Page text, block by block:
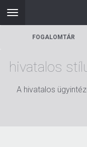
Toggle
navigation
FOGALOMTÁR
hivatalos
A hivatalos